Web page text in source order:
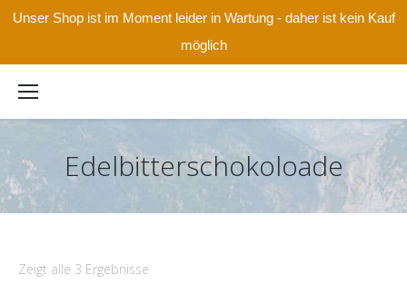
Unser Shop ist im Moment leider in Wartung - daher ist kein Kauf
möglich
Edelbitterschokoloade
Zeigt alle 3 Ergebnisse